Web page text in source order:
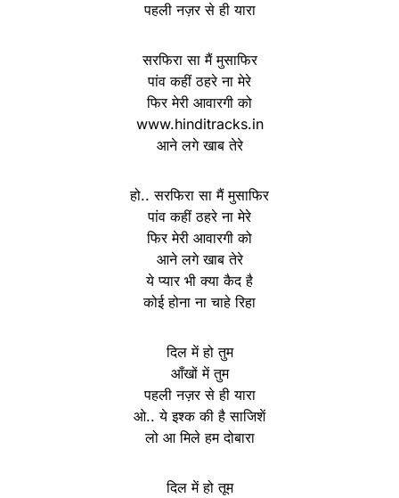
पहली नज़र से ही यारा
सरफिरा सा मैं मुसाफिर
पांव कहीं ठहरे ना मेरे
फिर मेरी आवारगी को
www.hinditracks.in
आने लगे खाब तेरे
हो.. सरफिरा सा मैं मुसाफिर
पांव कहीं ठहरे ना मेरे
फिर मेरी आवारगी को
आने लगे खाब तेरे
ये प्यार भी क्या कैद है
कोई होना ना चाहे रिहा
दिल में हो तुम
आँखों में तुम
पहली नज़र से ही यारा
ओ.. ये इश्क की है साजिशें
लो आ मिले हम दोबारा
दिल में हो तूम